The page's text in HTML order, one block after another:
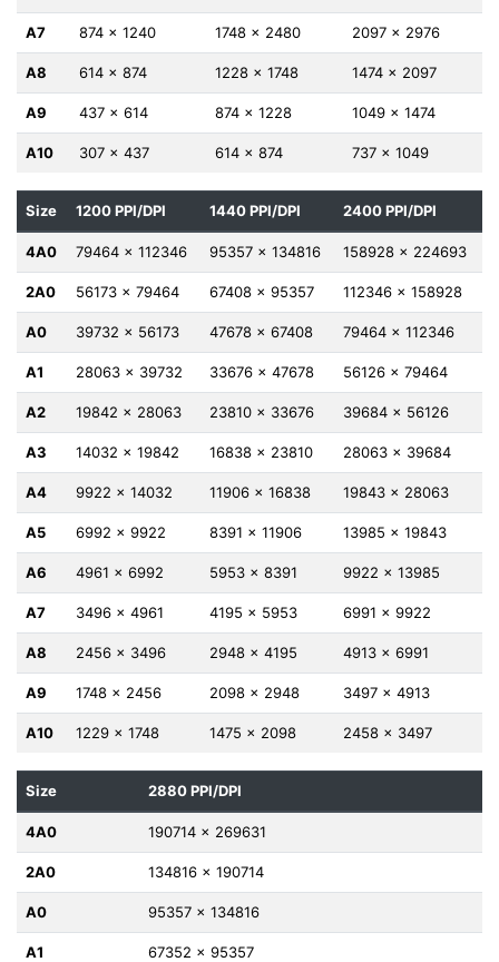
A7 874 x 1240 1748 x 2480 2097 x 2976
A8 614 x 874 1228 x 1748 1474 x 2097
A9 437 x 614 874 x 1228 1049 x 1474
A10 307 x 437 614 x 874 737 x 1049
Size 1200 PPI/DPI 1440 PPI/DPI 2400 PPI/DPI
4A0 79464 x 112346 95357 x 134816 158928 x 224693
2A0 56173 x 79464 67408 x 95357 112346 x 158928
A0 39732 x 56173 47678 x 67408 79464 x 112346
A1 28063 x 39732 33676 x 47678 56126 x 79464
A2 19842 x 28063 23810 x 33676 39684 x 56126
A3 14032 x 19842 16838 x 23810 28063 x 39684
A4 9922 x 14032 11906 x 16838 19843 x 28063
A5 6992 x 9922 8391 x 11906 13985 x 19843
A6 4961 x 6992 5953 x 8391 9922 x 13985
A7 3496 x 4961 4195 x 5953 6991 x 9922
A8 2456 x 3496 2948 x 4195 4913 x 6991
A9 1748 x 2456 2098 x 2948 3497 x 4913
A10 1229 x 1748 1475 x 2098 2458 x 3497
Size 2880 PPI/DPI
4A0 190714 x 269631
2A0 134816 x 190714
A0 95357 x 134816
A1 67352 x 95357